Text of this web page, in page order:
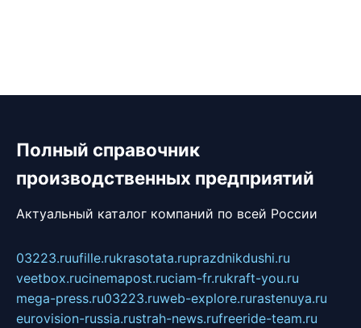
Полный справочник
производственных предприятий
Актуальный каталог компаний по всей России
03223.ruufille.rukrasotata.ruprazdnikdushi.ru
veetbox.rucinemapost.ruciam-fr.rukraft-you.ru
mega-press.ru03223.ruweb-explore.rurastenuya.ru
eurovision-russia.rustrah-news.rufreeride-team.ru